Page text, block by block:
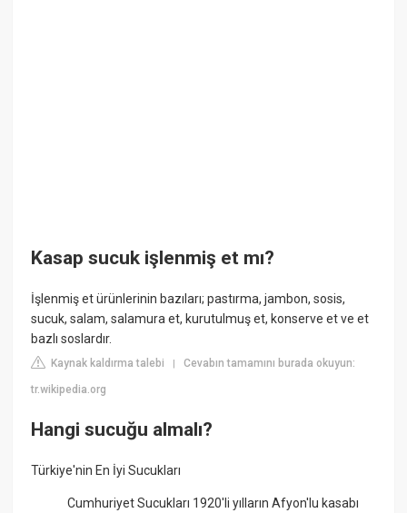
Kasap sucuk işlenmiş et mı?
İşlenmiş et ürünlerinin bazıları; pastırma, jambon, sosis,
sucuk, salam, salamura et, kurutulmuş et, konserve et ve et
bazlı soslardır.
Kaynak kaldırma talebi |Cevabın tamamını burada okuyun:
tr.wikipedia.org
Hangi sucuğu almalı?
Türkiye'nin En İyi Sucukları
Cumhuriyet Sucukları 1920'li yılların Afyon'lu kasabı